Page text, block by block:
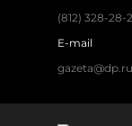
(812) 328-28-
E-mail
gazeta@dp.ru